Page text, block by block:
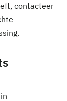
contacteer